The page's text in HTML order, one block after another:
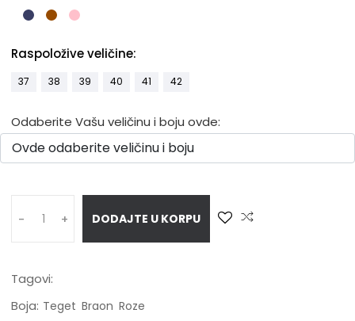
Raspoložive veličine:
37 38 39 40 41 42
Odaberite Vašu veličinu i boju ovde:
- + DODAJTE U KORPU
Tagovi:
Boja: Teget Braon Roze